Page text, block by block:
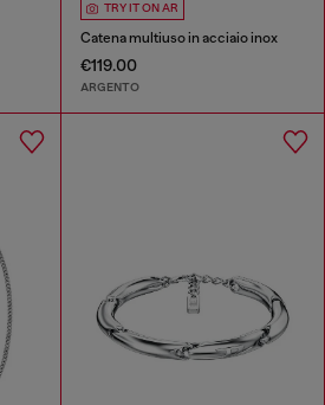
TRY IT ON AR
Catena multiuso in acciaio inox
€119.00
ARGENTO